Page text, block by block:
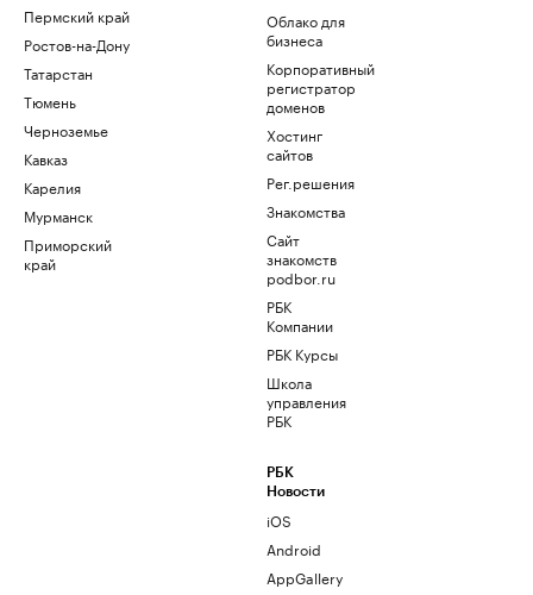
Пермский край
Ростов-на-Дону
Татарстан
Тюмень
Черноземье
Кавказ
Карелия
Мурманск
Приморский
край
Облако для
бизнеса
Корпоративный
регистратор
доменов
Хостинг
сайтов
Рег.решения
Знакомства
Сайт
знакомств
podbor.ru
РБК
Компании
РБК Курсы
Школа
управления
РБК
РБК
Новости
iOS
Android
AppGallery